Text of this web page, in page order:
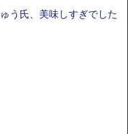
う氏、美味しすぎでした